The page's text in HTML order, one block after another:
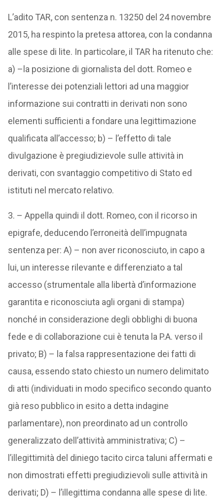
L’adito TAR, con sentenza n. 13250 del 24 novembre
2015, ha respinto la pretesa attorea, con la condanna
alle spese di lite. In particolare, il TAR ha ritenuto che:
a) –la posizione di giornalista del dott. Romeo e
l’interesse dei potenziali lettori ad una maggior
informazione sui contratti in derivati non sono
elementi sufficienti a fondare una legittimazione
qualificata all’accesso; b) – l’effetto di tale
divulgazione è pregiudizievole sulle attività in
derivati, con svantaggio competitivo di Stato ed
istituti nel mercato relativo.
3. – Appella quindi il dott. Romeo, con il ricorso in
epigrafe, deducendo l’erroneità dell’impugnata
sentenza per: A) – non aver riconosciuto, in capo a
lui, un interesse rilevante e differenziato a tal
accesso (strumentale alla libertà d’informazione
garantita e riconosciuta agli organi di stampa)
nonché in considerazione degli obblighi di buona
fede e di collaborazione cui è tenuta la P.A. verso il
privato; B) – la falsa rappresentazione dei fatti di
causa, essendo stato chiesto un numero delimitato
di atti (individuati in modo specifico secondo quanto
già reso pubblico in esito a detta indagine
parlamentare), non preordinato ad un controllo
generalizzato dell’attività amministrativa; C) –
l’illegittimità del diniego tacito circa taluni affermati e
non dimostrati effetti pregiudizievoli sulle attività in
derivati; D) – l’illegittima condanna alle spese di lite.